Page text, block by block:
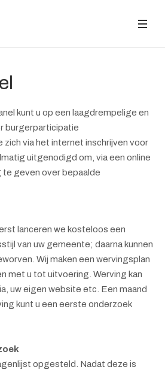
kunt u op een laagdrempelige en
burgerparticipatie
zich via het internet inschrijven voor
uitgenodigd om, via een online
te geven over bepaalde
lanceren we kosteloos een
van uw gemeente; daarna kunnen
Wij maken een wervingsplan
met u tot uitvoering. Werving kan
uw eigen website etc. Een maand
kunt u een eerste onderzoek
opgesteld. Nadat deze is